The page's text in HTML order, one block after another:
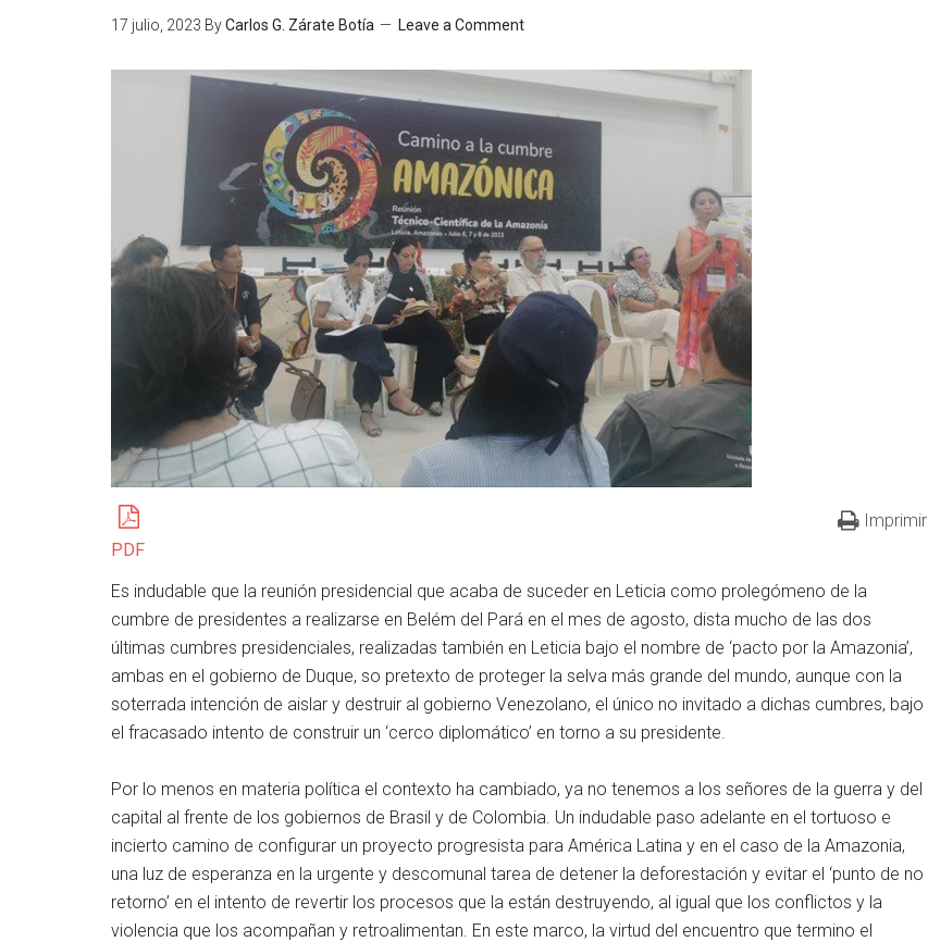
17 julio, 2023 ByCarlos G. Zárate Botía Leave a Comment
PDF
Imprimir
Es indudable que la reunión presidencial que acaba de suceder en Leticia como prolegómeno de la
cumbre de presidentes a realizarse en Belém del Pará en el mes de agosto, dista mucho de las dos
últimas cumbres presidenciales, realizadas también en Leticia bajo el nombre de ‘pacto por la Amazonia’,
ambas en el gobierno de Duque, so pretexto de proteger la selva más grande del mundo, aunque con la
soterrada intención de aislar y destruir al gobierno Venezolano, el único no invitado a dichas cumbres, bajo
el fracasado intento de construir un ‘cerco diplomático’ en torno a su presidente.
Por lo menos en materia política el contexto ha cambiado, ya no tenemos a los señores de la guerra y del
capital al frente de los gobiernos de Brasil y de Colombia. Un indudable paso adelante en el tortuoso e
incierto camino de configurar un proyecto progresista para América Latina y en el caso de la Amazonia,
una luz de esperanza en la urgente y descomunal tarea de detener la deforestación y evitar el ‘punto de no
retorno’ en el intento de revertir los procesos que la están destruyendo, al igual que los conflictos y la
violencia que los acompañan y retroalimentan. En este marco, la virtud del encuentro que termino el